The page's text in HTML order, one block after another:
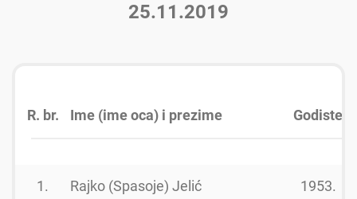
25.11.2019
R. br. Ime (ime oca) i prezime Godiste
1. Rajko (Spasoje) Jelić 1953.